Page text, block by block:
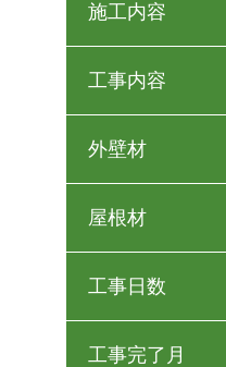
施工内容
工事内容
外壁材
屋根材
工事日数
工事完了月